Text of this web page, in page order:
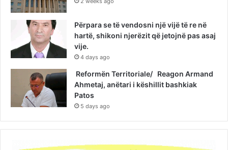
Përpara se të vendosni një vijë të re në
hartë, shikoni njerëzit që jetojnë pas asaj
vije.
4 days ago
Reformën Territoriale/ Reagon Armand
Ahmetaj, anëtari i këshillit bashkiak
Patos
5 days ago